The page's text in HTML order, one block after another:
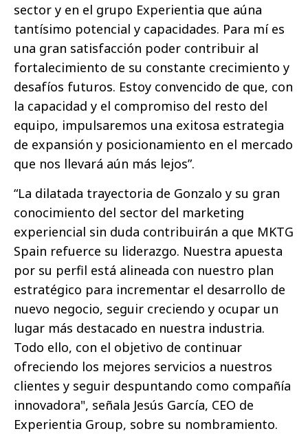
sector y en el grupo Experientia que aúna
tantísimo potencial y capacidades. Para mí es
una gran satisfacción poder contribuir al
fortalecimiento de su constante crecimiento y
desafíos futuros. Estoy convencido de que, con
la capacidad y el compromiso del resto del
equipo, impulsaremos una exitosa estrategia
de expansión y posicionamiento en el mercado
que nos llevará aún más lejos”.
“La dilatada trayectoria de Gonzalo y su gran
conocimiento del sector del marketing
experiencial sin duda contribuirán a que MKTG
Spain refuerce su liderazgo. Nuestra apuesta
por su perfil está alineada con nuestro plan
estratégico para incrementar el desarrollo de
nuevo negocio, seguir creciendo y ocupar un
lugar más destacado en nuestra industria.
Todo ello, con el objetivo de continuar
ofreciendo los mejores servicios a nuestros
clientes y seguir despuntando como compañía
innovadora", señala Jesús García, CEO de
Experientia Group, sobre su nombramiento.